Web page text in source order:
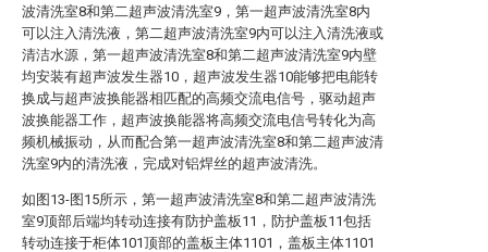
波清洗室8和第二超声波清洗室9，第一超声波清洗室8内
可以注入清洗液，第二超声波清洗室9内可以注入清洗液或
清洁水源，第一超声波清洗室8和第二超声波清洗室9内壁
均安装有超声波发生器10，超声波发生器10能够把电能转
换成与超声波换能器相匹配的高频交流电信号，驱动超声
波换能器工作，超声波换能器将高频交流电信号转化为高
频机械振动，从而配合第一超声波清洗室8和第二超声波清
洗室9内的清洗液，完成对铝焊丝的超声波清洗。
如图13-图15所示，第一超声波清洗室8和第二超声波清洗
室9顶部后端均转动连接有防护盖板11，防护盖板11包括
转动连接于柜体101顶部的盖板主体1101，盖板主体1101